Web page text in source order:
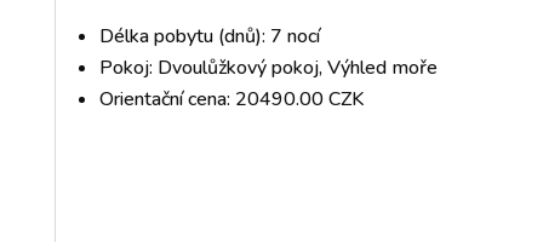
Délka pobytu (dnů): 7 nocí
Pokoj: Dvoulůžkový pokoj, Výhled moře
Orientační cena: 20490.00 CZK